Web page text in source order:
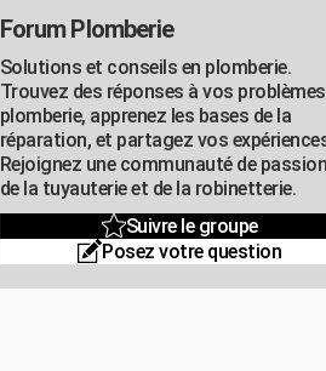
Forum Plomberie
Solutions et conseils en plomberie.
Trouvez des réponses à vos
plomberie, apprenez les bases de la
réparation, et partagez vos
Rejoignez une communauté de
de la tuyauterie et de la robinetterie.
Suivre le groupe
Posez votre question